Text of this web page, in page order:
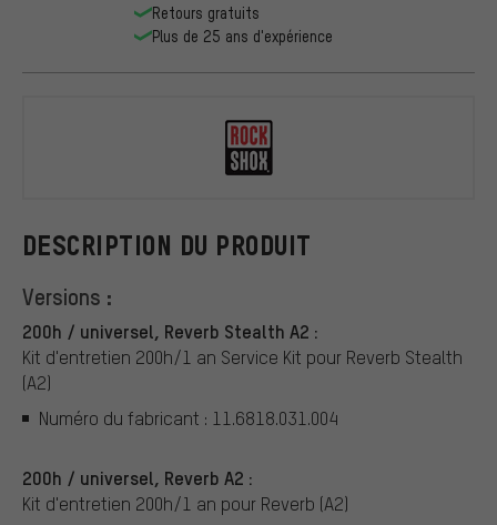
DESCRIPTION DU PRODUIT
Versions :
200h / universel, Reverb Stealth A2 :
Kit d'entretien 200h/1 an Service Kit pour Reverb Stealth
(A2)
Numéro du fabricant : 11.6818.031.004
200h / universel, Reverb A2 :
Kit d'entretien 200h/1 an pour Reverb (A2)
Retours gratuits
Plus de 25 ans d'expérience